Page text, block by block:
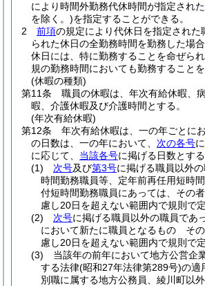
により時間外勤務代休時間が指定され
を除く。)を指定することができる。
2
前項の規定により代休日を指定された
られた休日の全勤務時間を勤務した場
休日には、特に勤務することを命ぜら
規の勤務時間においても勤務することを
(休暇の種類)
第11条
職員の休暇は、年次有給休暇、
暇、介護休暇及び介護時間とする。
(年次有給休暇)
第12条
年次有給休暇は、一の年ごとに
の日数は、一の年において、 次の各号
に応じて、 当該各号に掲げる日数とする
(1)
次号及び第3号に掲げる職員以外
時間勤務職員等、定年前再任用短時
付短時間勤務職員にあっては、その
慮し20日を超えない範囲内で規則で
(2)
次号に掲げる職員以外の職員であ
において新たに職員となるもの そ
慮し20日を超えない範囲内で規則で
(3)
当該年の前年において地方公営企
する法律(昭和27年法律第289号)の適
別職に属する地方公務員、綾川町以